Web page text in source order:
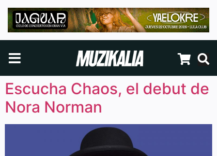
Escucha Chaos, el debut de
Nora Norman